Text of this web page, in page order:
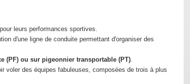
leurs performances sportives.
d'une ligne de conduite permettant d'organiser des
(PF) ou sur pigeonnier transportable (PT).
voler des équipes fabuleuses, composées de trois à plus